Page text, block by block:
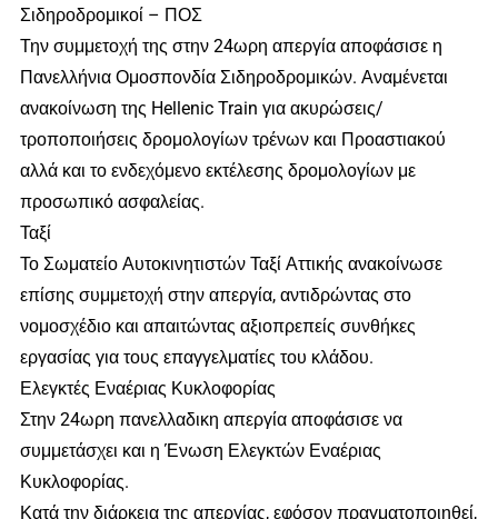
Σιδηροδρομικοί – ΠΟΣ
Την συμμετοχή της στην 24ωρη απεργία αποφάσισε η
Πανελλήνια Ομοσπονδία Σιδηροδρομικών. Αναμένεται
ανακοίνωση της Hellenic Train για ακυρώσεις/
τροποποιήσεις δρομολογίων τρένων και Προαστιακού
αλλά και το ενδεχόμενο εκτέλεσης δρομολογίων με
προσωπικό ασφαλείας.
Ταξί
Το Σωματείο Αυτοκινητιστών Ταξί Αττικής ανακοίνωσε
επίσης συμμετοχή στην απεργία, αντιδρώντας στο
νομοσχέδιο και απαιτώντας αξιοπρεπείς συνθήκες
εργασίας για τους επαγγελματίες του κλάδου.
Ελεγκτές Εναέριας Κυκλοφορίας
Στην 24ωρη πανελλαδικη απεργία αποφάσισε να
συμμετάσχει και η Ένωση Ελεγκτών Εναέριας
Κυκλοφορίας.
Κατά την διάρκεια της απεργίας, εφόσον πραγματοποιηθεί,